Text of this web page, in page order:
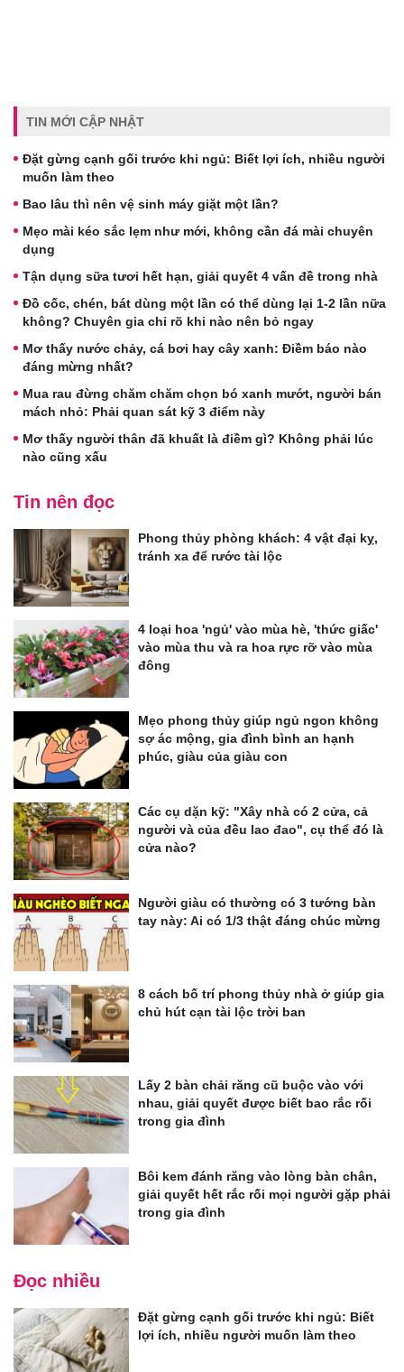
TIN MỚI CẬP NHẬT
Đặt gừng cạnh gối trước khi ngủ: Biết lợi ích, nhiều người
muốn làm theo
Bao lâu thì nên vệ sinh máy giặt một lần?
Mẹo mài kéo sắc lẹm như mới, không cần đá mài chuyên
dụng
Tận dụng sữa tươi hết hạn, giải quyết 4 vấn đề trong nhà
Đồ cốc, chén, bát dùng một lần có thể dùng lại 1-2 lần nữa
không? Chuyên gia chỉ rõ khi nào nên bỏ ngay
Mơ thấy nước chảy, cá bơi hay cây xanh: Điềm báo nào
đáng mừng nhất?
Mua rau đừng chăm chăm chọn bó xanh mướt, người bán
mách nhỏ: Phải quan sát kỹ 3 điểm này
Mơ thấy người thân đã khuất là điềm gì? Không phải lúc
nào cũng xấu
Tin nên đọc
Phong thủy phòng khách: 4 vật đại kỵ,
tránh xa để rước tài lộc
4 loại hoa 'ngủ' vào mùa hè, 'thức giấc'
vào mùa thu và ra hoa rực rỡ vào mùa
đông
Mẹo phong thủy giúp ngủ ngon không
sợ ác mộng, gia đình bình an hạnh
phúc, giàu của giàu con
Các cụ dặn kỹ: "Xây nhà có 2 cửa, cả
người và của đều lao đao", cụ thể đó là
cửa nào?
Người giàu có thường có 3 tướng bàn
tay này: Ai có 1/3 thật đáng chúc mừng
8 cách bố trí phong thủy nhà ở giúp gia
chủ hút cạn tài lộc trời ban
Lấy 2 bàn chải răng cũ buộc vào với
nhau, giải quyết được biết bao rắc rối
trong gia đình
Bôi kem đánh răng vào lòng bàn chân,
giải quyết hết rắc rối mọi người gặp phải
trong gia đình
Đọc nhiều
Đặt gừng cạnh gối trước khi ngủ: Biết
lợi ích, nhiều người muốn làm theo